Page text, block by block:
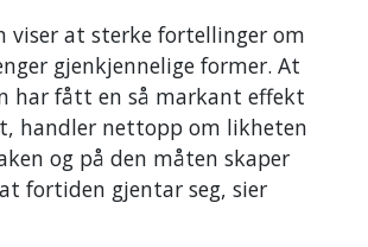
mot
utbygging
brukte sivil
ulydighet og
sultestreik for
å stanse
viser at sterke fortellinger om
gjenkjennelige former. At
har fått en så markant effekt
handler nettopp om likheten
og på den måten skaper
fortiden gjentar seg, sier